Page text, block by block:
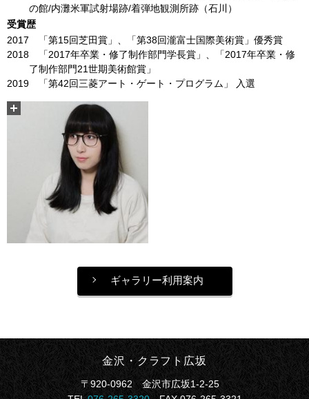
の館/内灘米軍試射場跡/着弾地観測所跡（石川）
受賞歴
2017 「第15回芝田賞」、「第38回瀧富士国際美術賞」優秀賞
2018 「2017年卒業・修了制作部門学長賞」、「2017年卒業・修
了制作部門21世期美術館賞」
2019 「第42回三菱アート・ゲート・プログラム」 入選
ギャラリー利用案内
金沢・クラフト広坂
〒920-0962 金沢市広坂1-2-25